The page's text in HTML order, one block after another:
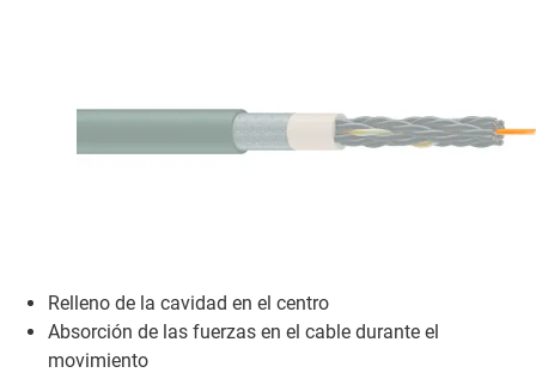
Relleno de la cavidad en el centro
Absorción de las fuerzas en el cable durante el
movimiento